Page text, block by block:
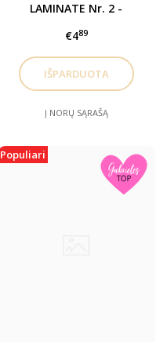
LAMINATE Nr. 2 -
laminavimo priemonė (II
ŽINGSNIS)
€489
Į NORŲ SĄRAŠĄ
Populiari